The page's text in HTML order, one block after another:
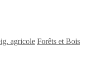
agricole Forêts et Bois